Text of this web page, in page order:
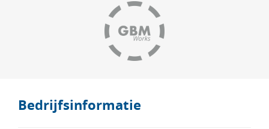
DEELNEMENDE BEDRIJVEN
Bedrijfsinformatie